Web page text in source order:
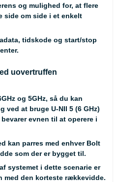
og mulighed for, at flere
side om side i et enkelt
tidskode og start/stop
uovertruffen
og 5GHz, så du kan
ved at bruge U-NII 5 (6 GHz)
evnen til at operere i
kan parres med enhver Bolt
som der er bygget til.
systemet i dette scenarie er
den korteste rækkevidde.